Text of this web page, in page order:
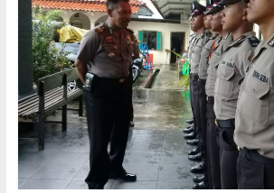
Permukiman, Antisipasi 3C dan Gangguan
Blue Light Patrol Polsek Tawangsari Sisir
Kejahatan 3C dan Gangguan Kamtibmas